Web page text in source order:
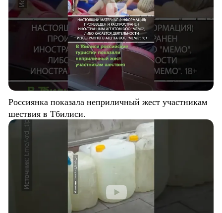
Россиянка показала неприличный жест участникам
шествия в Тбилиси.